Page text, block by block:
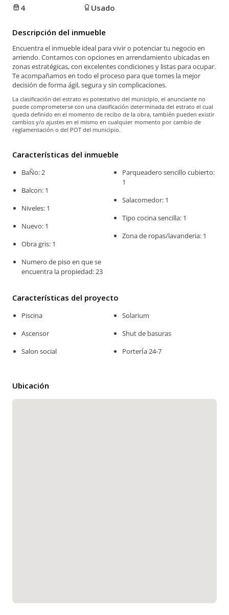
4 Usado
Descripción del inmueble
Encuentra el inmueble ideal para vivir o potenciar tu negocio en
arriendo. Contamos con opciones en arrendamiento ubicadas en
zonas estratégicas, con excelentes condiciones y listas para ocupar.
Te acompañamos en todo el proceso para que tomes la mejor
decisión de forma ágil, segura y sin complicaciones.
La clasificación del estrato es potestativo del municipio, el anunciante no
puede comprometerse con una clasificación determinada del estrato el cual
queda definido en el momento de recibo de la obra, también pueden existir
cambios y/o ajustes en el mismo en cualquier momento por cambio de
reglamentación o del POT del municipio.
Características del inmueble
BaÑo: 2
Balcon: 1
Niveles: 1
Nuevo: 1
Obra gris: 1
Numero de piso en que se
encuentra la propiedad: 23
Parqueadero sencillo cubierto:
1
Salacomedor: 1
Tipo cocina sencilla: 1
Zona de ropas/lavanderia: 1
Características del proyecto
Piscina
Ascensor
Salon social
Solarium
Shut de basuras
PorterÍa 24-7
Ubicación